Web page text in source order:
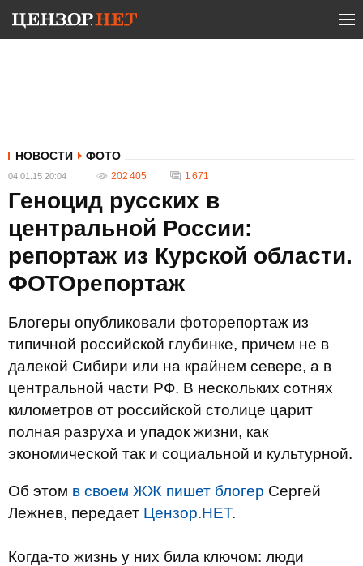
НОВОСТИ ФОТО
04.01.15 20:04 202 405 1 671
Геноцид русских в
центральной России:
репортаж из Курской области.
ФОТОрепортаж
Блогеры опубликовали фоторепортаж из
типичной российской глубинке, причем не в
далекой Сибири или на крайнем севере, а в
центральной части РФ. В нескольких сотнях
километров от российской столице царит
полная разруха и упадок жизни, как
экономической так и социальной и культурной.
Об этом в своем ЖЖ пишет блогер Сергей
Лежнев, передает Цензор.НЕТ.
Когда-то жизнь у них била ключом: люди